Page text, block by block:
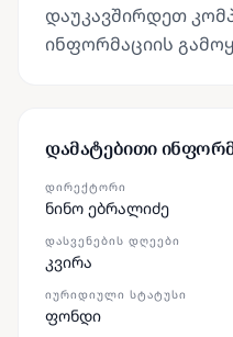
დაუკავშირდეთ
ინფორმაციის
დამატებითი
ᲓᲘᲠᲔᲥᲢᲝᲠᲘ
ნინო ებრალიძე
ᲓᲐᲡᲕᲔᲜᲔᲑᲘᲡ ᲓᲦᲔᲔᲑᲘ
კვირა
ᲘᲣᲠᲘᲓᲘᲣᲚᲘ ᲡᲢᲐᲢᲣᲡᲘ
ფონდი